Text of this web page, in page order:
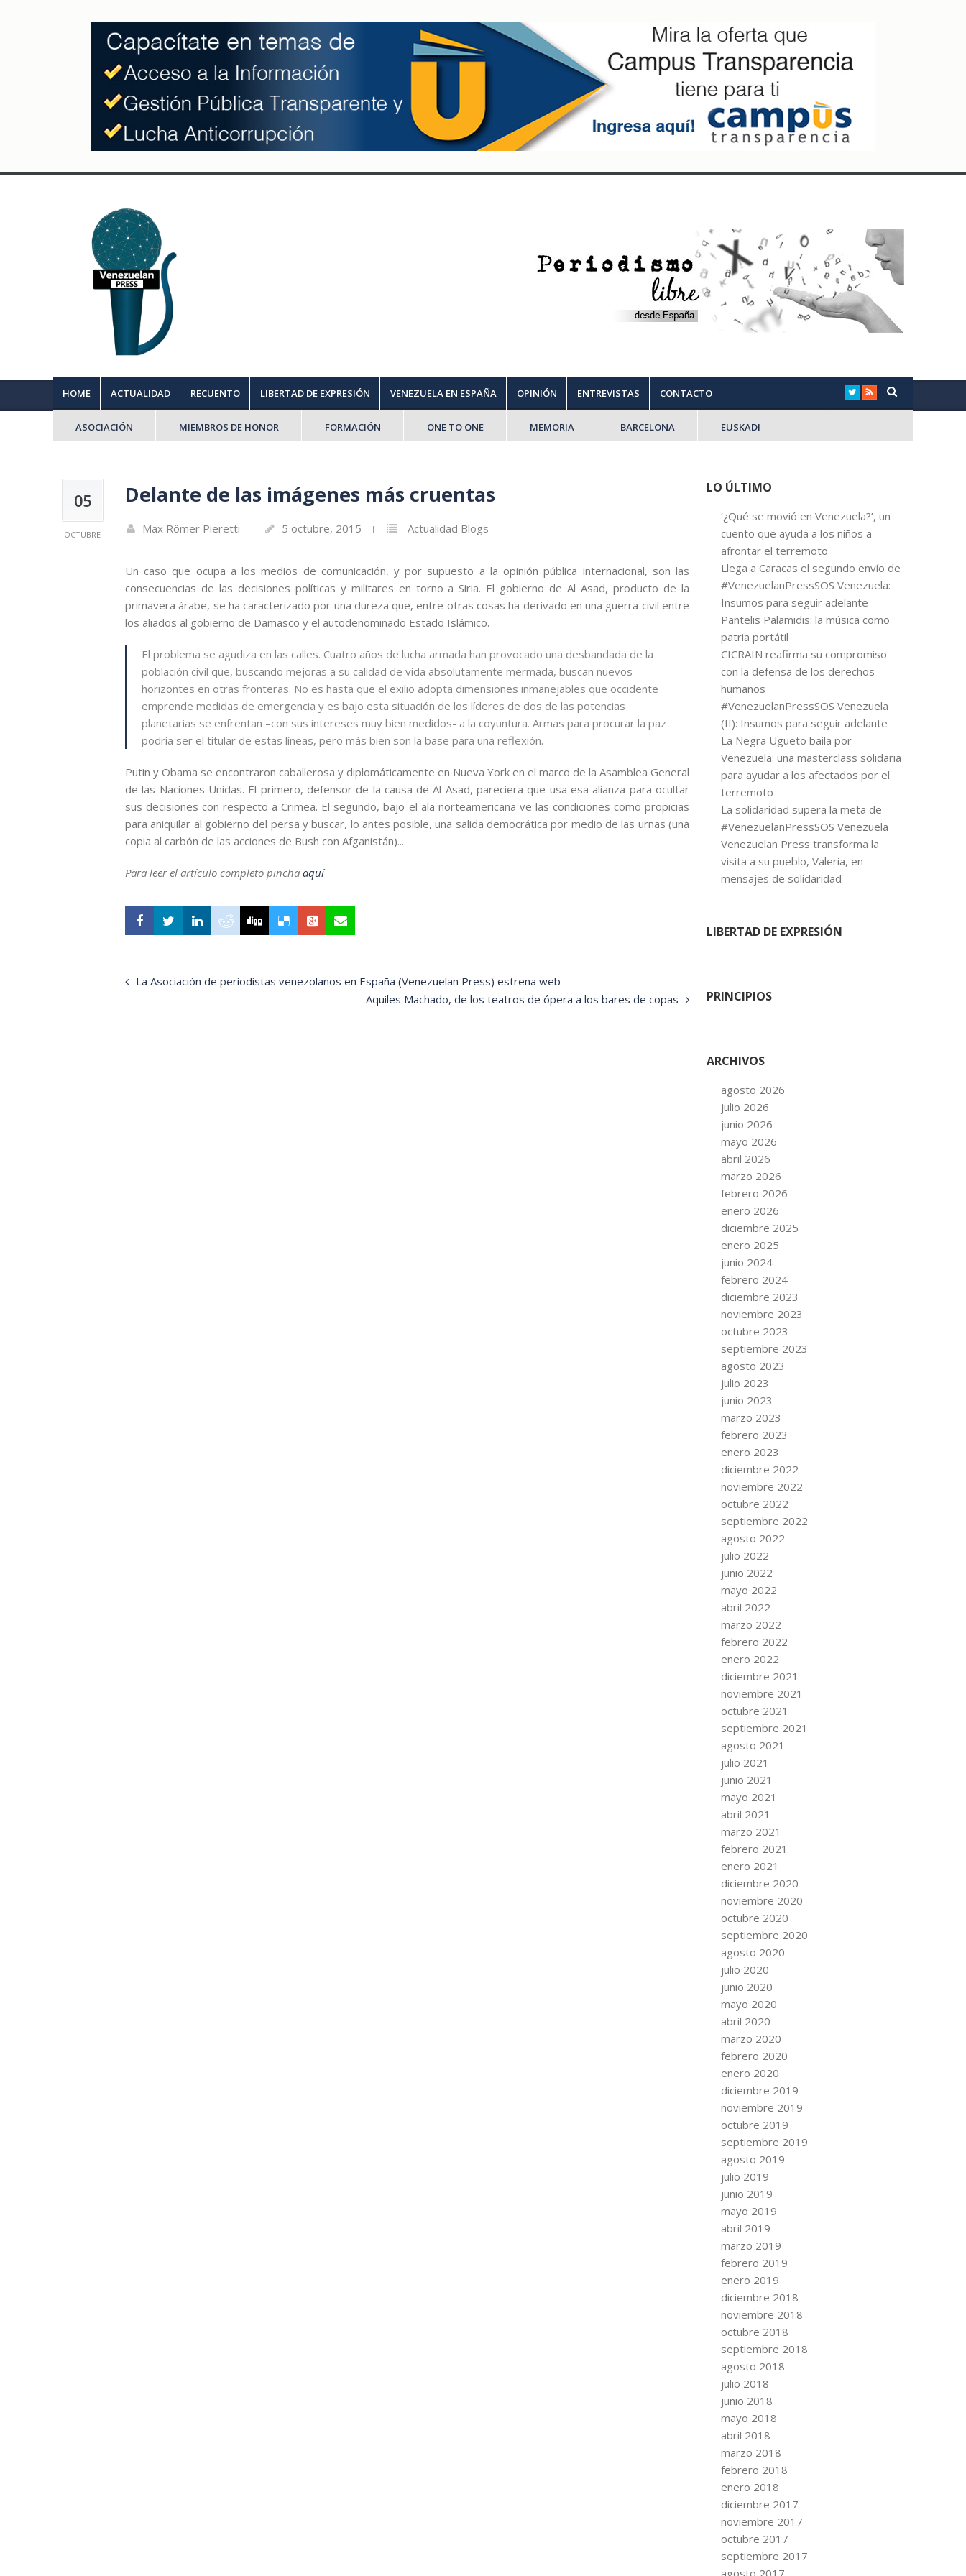
HOME ACTUALIDAD RECUENTO LIBERTAD DE EXPRESIÓN VENEZUELA EN ESPAÑA OPINIÓN ENTREVISTAS CONTACTO
ASOCIACIÓN MIEMBROS DE HONOR FORMACIÓN ONE TO ONE MEMORIA BARCELONA EUSKADI
05
OCTUBRE
Delante de las imágenes más cruentas
Max Römer Pieretti 5 octubre, 2015 Actualidad Blogs
Un caso que ocupa a los medios de comunicación, y por supuesto a la opinión pública internacional, son las
consecuencias de las decisiones políticas y militares en torno a Siria. El gobierno de Al Asad, producto de la
primavera árabe, se ha caracterizado por una dureza que, entre otras cosas ha derivado en una guerra civil entre
los aliados al gobierno de Damasco y el autodenominado Estado Islámico.
El problema se agudiza en las calles. Cuatro años de lucha armada han provocado una desbandada de la
población civil que, buscando mejoras a su calidad de vida absolutamente mermada, buscan nuevos
horizontes en otras fronteras. No es hasta que el exilio adopta dimensiones inmanejables que occidente
emprende medidas de emergencia y es bajo esta situación de los líderes de dos de las potencias
planetarias se enfrentan –con sus intereses muy bien medidos- a la coyuntura. Armas para procurar la paz
podría ser el titular de estas líneas, pero más bien son la base para una reflexión.
Putin y Obama se encontraron caballerosa y diplomáticamente en Nueva York en el marco de la Asamblea General
de las Naciones Unidas. El primero, defensor de la causa de Al Asad, pareciera que usa esa alianza para ocultar
sus decisiones con respecto a Crimea. El segundo, bajo el ala norteamericana ve las condiciones como propicias
para aniquilar al gobierno del persa y buscar, lo antes posible, una salida democrática por medio de las urnas (una
copia al carbón de las acciones de Bush con Afganistán)...
Para leer el artículo completo pincha aquí
La Asociación de periodistas venezolanos en España (Venezuelan Press) estrena web
Aquiles Machado, de los teatros de ópera a los bares de copas
LO ÚLTIMO
‘¿Qué se movió en Venezuela?’, un
cuento que ayuda a los niños a
afrontar el terremoto
Llega a Caracas el segundo envío de
#VenezuelanPressSOS Venezuela:
Insumos para seguir adelante
Pantelis Palamidis: la música como
patria portátil
CICRAIN reafirma su compromiso
con la defensa de los derechos
humanos
#VenezuelanPressSOS Venezuela
(II): Insumos para seguir adelante
La Negra Ugueto baila por
Venezuela: una masterclass solidaria
para ayudar a los afectados por el
terremoto
La solidaridad supera la meta de
#VenezuelanPressSOS Venezuela
Venezuelan Press transforma la
visita a su pueblo, Valeria, en
mensajes de solidaridad
LIBERTAD DE EXPRESIÓN
PRINCIPIOS
ARCHIVOS
agosto 2026
julio 2026
junio 2026
mayo 2026
abril 2026
marzo 2026
febrero 2026
enero 2026
diciembre 2025
enero 2025
junio 2024
febrero 2024
diciembre 2023
noviembre 2023
octubre 2023
septiembre 2023
agosto 2023
julio 2023
junio 2023
marzo 2023
febrero 2023
enero 2023
diciembre 2022
noviembre 2022
octubre 2022
septiembre 2022
agosto 2022
julio 2022
junio 2022
mayo 2022
abril 2022
marzo 2022
febrero 2022
enero 2022
diciembre 2021
noviembre 2021
octubre 2021
septiembre 2021
agosto 2021
julio 2021
junio 2021
mayo 2021
abril 2021
marzo 2021
febrero 2021
enero 2021
diciembre 2020
noviembre 2020
octubre 2020
septiembre 2020
agosto 2020
julio 2020
junio 2020
mayo 2020
abril 2020
marzo 2020
febrero 2020
enero 2020
diciembre 2019
noviembre 2019
octubre 2019
septiembre 2019
agosto 2019
julio 2019
junio 2019
mayo 2019
abril 2019
marzo 2019
febrero 2019
enero 2019
diciembre 2018
noviembre 2018
octubre 2018
septiembre 2018
agosto 2018
julio 2018
junio 2018
mayo 2018
abril 2018
marzo 2018
febrero 2018
enero 2018
diciembre 2017
noviembre 2017
octubre 2017
septiembre 2017
agosto 2017